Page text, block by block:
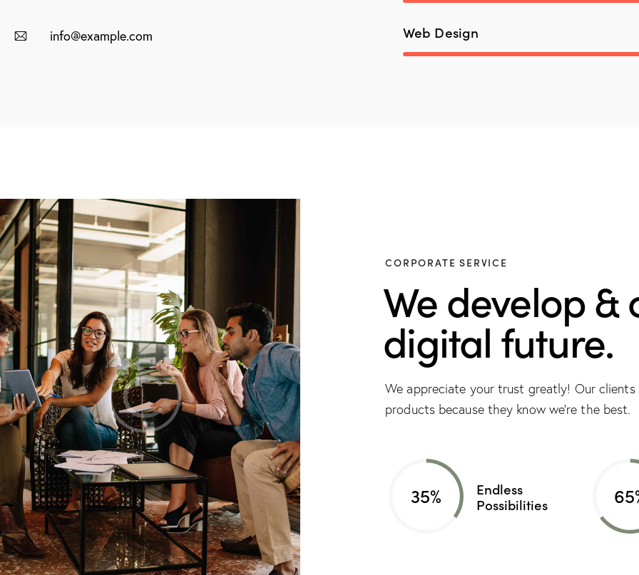
info@example.com Web Design
CORPORATE SERVICE
We develop &
digital future.
We appreciate your trust greatly! Our clients
products because they know we’re the best.
35%
Endless
Possibilities